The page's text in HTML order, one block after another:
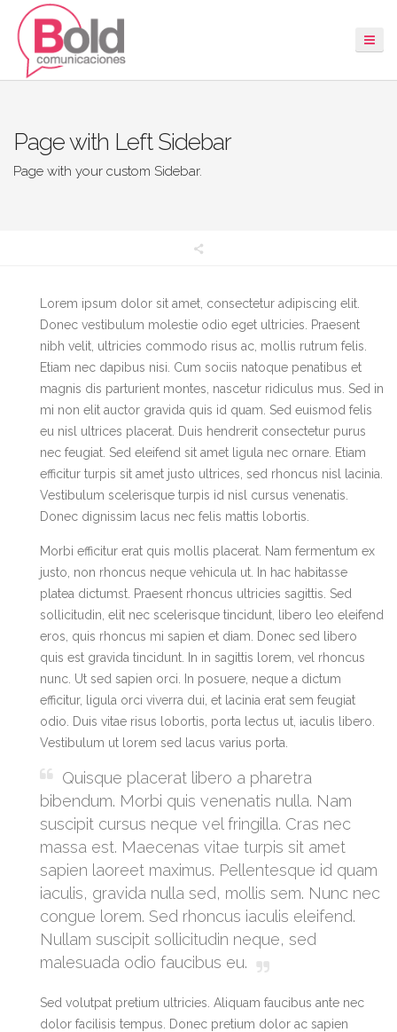
Page with Left Sidebar
Page with your custom Sidebar.
Lorem ipsum dolor sit amet, consectetur adipiscing elit.
Donec vestibulum molestie odio eget ultricies. Praesent
nibh velit, ultricies commodo risus ac, mollis rutrum felis.
Etiam nec dapibus nisi. Cum sociis natoque penatibus et
magnis dis parturient montes, nascetur ridiculus mus. Sed in
mi non elit auctor gravida quis id quam. Sed euismod felis
eu nisl ultrices placerat. Duis hendrerit consectetur purus
nec feugiat. Sed eleifend sit amet ligula nec ornare. Etiam
efficitur turpis sit amet justo ultrices, sed rhoncus nisl lacinia.
Vestibulum scelerisque turpis id nisl cursus venenatis.
Donec dignissim lacus nec felis mattis lobortis.
Morbi efficitur erat quis mollis placerat. Nam fermentum ex
justo, non rhoncus neque vehicula ut. In hac habitasse
platea dictumst. Praesent rhoncus ultricies sagittis. Sed
sollicitudin, elit nec scelerisque tincidunt, libero leo eleifend
eros, quis rhoncus mi sapien et diam. Donec sed libero
quis est gravida tincidunt. In in sagittis lorem, vel rhoncus
nunc. Ut sed sapien orci. In posuere, neque a dictum
efficitur, ligula orci viverra dui, et lacinia erat sem feugiat
odio. Duis vitae risus lobortis, porta lectus ut, iaculis libero.
Vestibulum ut lorem sed lacus varius porta.
Quisque placerat libero a pharetra
bibendum. Morbi quis venenatis nulla. Nam
suscipit cursus neque vel fringilla. Cras nec
massa est. Maecenas vitae turpis sit amet
sapien laoreet maximus. Pellentesque id quam
iaculis, gravida nulla sed, mollis sem. Nunc nec
congue lorem. Sed rhoncus iaculis eleifend.
Nullam suscipit sollicitudin neque, sed
malesuada odio faucibus eu.
Sed volutpat pretium ultricies. Aliquam faucibus ante nec
dolor facilisis tempus. Donec pretium dolor ac sapien